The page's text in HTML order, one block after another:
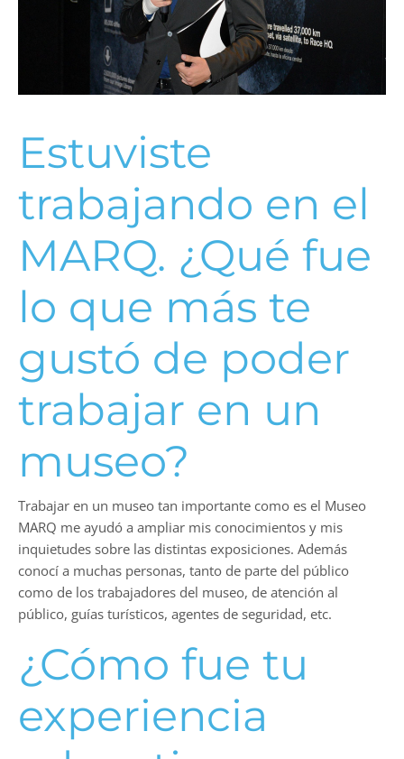
Estuviste
trabajando en el
MARQ. ¿Qué fue
lo que más te
gustó de poder
trabajar en un
museo?
Trabajar en un museo tan importante como es el Museo
MARQ me ayudó a ampliar mis conocimientos y mis
inquietudes sobre las distintas exposiciones. Además
conocí a muchas personas, tanto de parte del público
como de los trabajadores del museo, de atención al
público, guías turísticos, agentes de seguridad, etc.
¿Cómo fue tu
experiencia